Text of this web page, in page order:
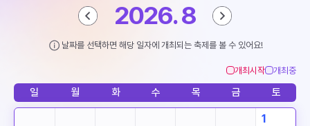
2026. 8
날짜를 선택하면 해당 일자에 개최되는 축제를 볼 수 있어요!
개최시작 개최중
일 월 화 수 목 금 토
1